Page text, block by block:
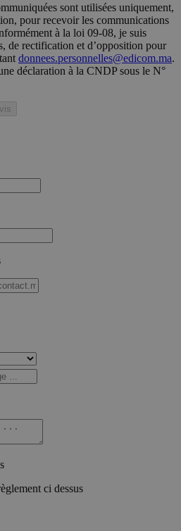
sont utilisées uniquement,
pour recevoir les communications
à la loi 09-08, je suis
de rectification et d’opposition pour
donnees.personnelles@edicom.ma.
déclaration à la CNDP sous le N°
ci dessus